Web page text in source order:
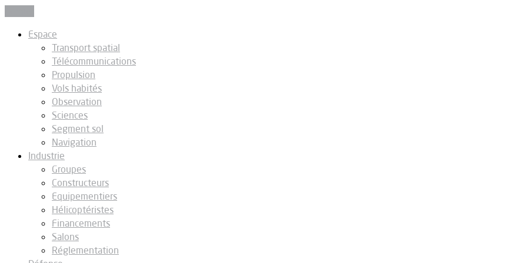
Espace
Transport spatial
Télécommunications
Propulsion
Vols habités
Observation
Sciences
Segment sol
Navigation
Industrie
Groupes
Constructeurs
Equipementiers
Hélicoptéristes
Financements
Salons
Réglementation